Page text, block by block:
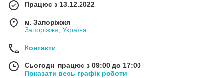
Працює з 13.12.2022
м. Запоріжжя
Запоріжжя, Україна
Контакти
Сьогодні працює з 09:00 до 17:00
Показати весь графік роботи